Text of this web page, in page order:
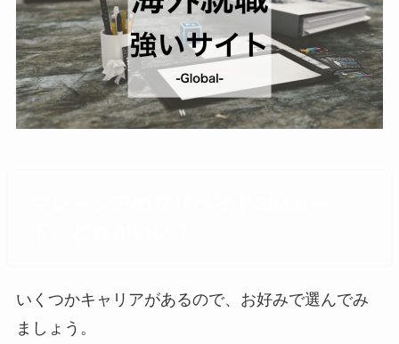
いくつかキャリアがあるので、お好みで選んでみ
ましょう。